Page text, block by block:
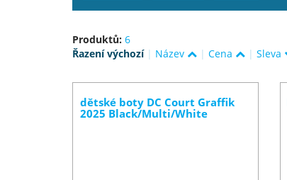
Produktů: 6
Řazení výchozí | Název | Cena | Sleva
dětské boty DC Court Graffik
2025 Black/Multi/White